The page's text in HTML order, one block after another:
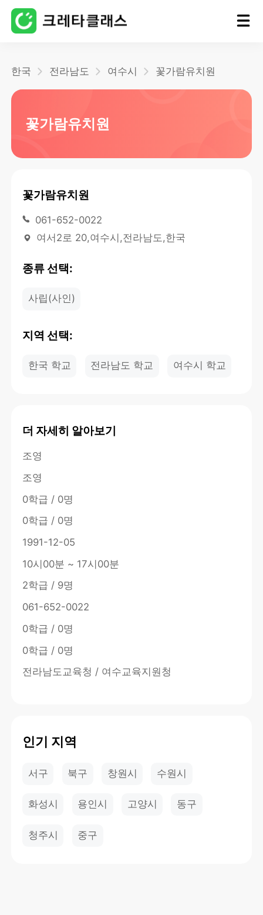
한국 전라남도 여수시 꽃가람유치원
꽃가람유치원
꽃가람유치원
061-652-0022
여서2로 20,여수시,전라남도,한국
종류 선택:
사립(사인)
지역 선택:
한국 학교 전라남도 학교 여수시 학교
더 자세히 알아보기
조영
조영
0학급 / 0명
0학급 / 0명
1991-12-05
10시00분 ~ 17시00분
2학급 / 9명
061-652-0022
0학급 / 0명
0학급 / 0명
전라남도교육청 / 여수교육지원청
인기 지역
서구 북구 창원시 수원시
화성시 용인시 고양시 동구
청주시 중구